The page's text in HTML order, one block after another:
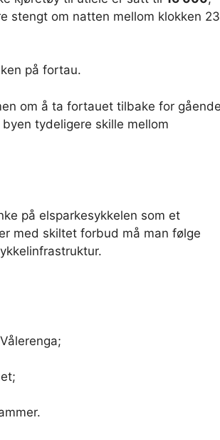
stengt om natten mellom klokken 23
på fortau.
om å ta fortauet tilbake for
tydeligere skille mellom
på elsparkesykkelen som et
med skiltet forbud må man følge